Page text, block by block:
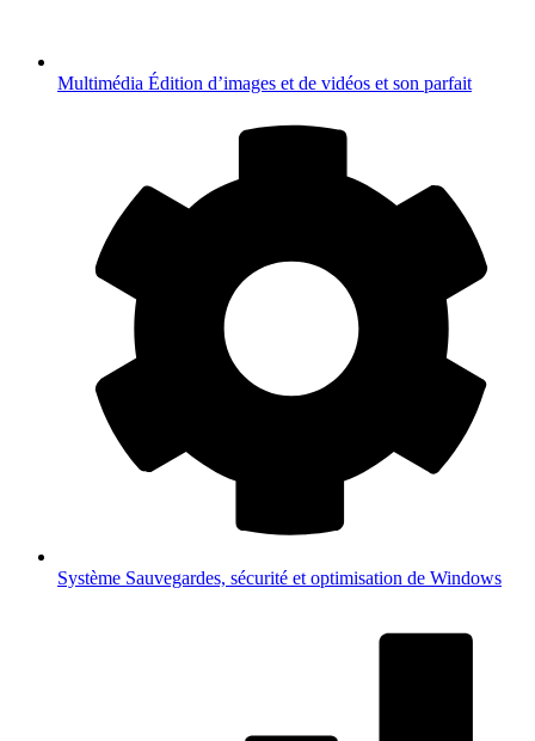
Multimédia Édition d’images et de vidéos et son parfait
Système Sauvegardes, sécurité et optimisation de Windows